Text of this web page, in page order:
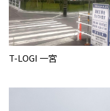
T-LOGI 一宮